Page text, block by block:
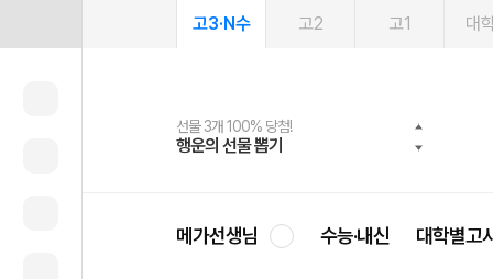
고3·N수 고2 고1 대
선물 3개 100% 당첨!
행운의 선물 뽑기
선물 100% 증정!
메가스터디 X 올리브
여름방학 스터디 캐시백
메가런 썸머스쿨
2027 러셀 단과
강사 공개선발
스마트러닝앱
설문 EVENT
메가패스
3일 무료 체험권
메가패스 수강생 무료혜택!
메가클럽 멤버십
사회공헌 캠페인
희망이룸 메가나눔
메가선생님 수능·내신 대학별고